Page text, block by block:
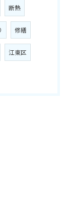
断熱
修繕
江東区